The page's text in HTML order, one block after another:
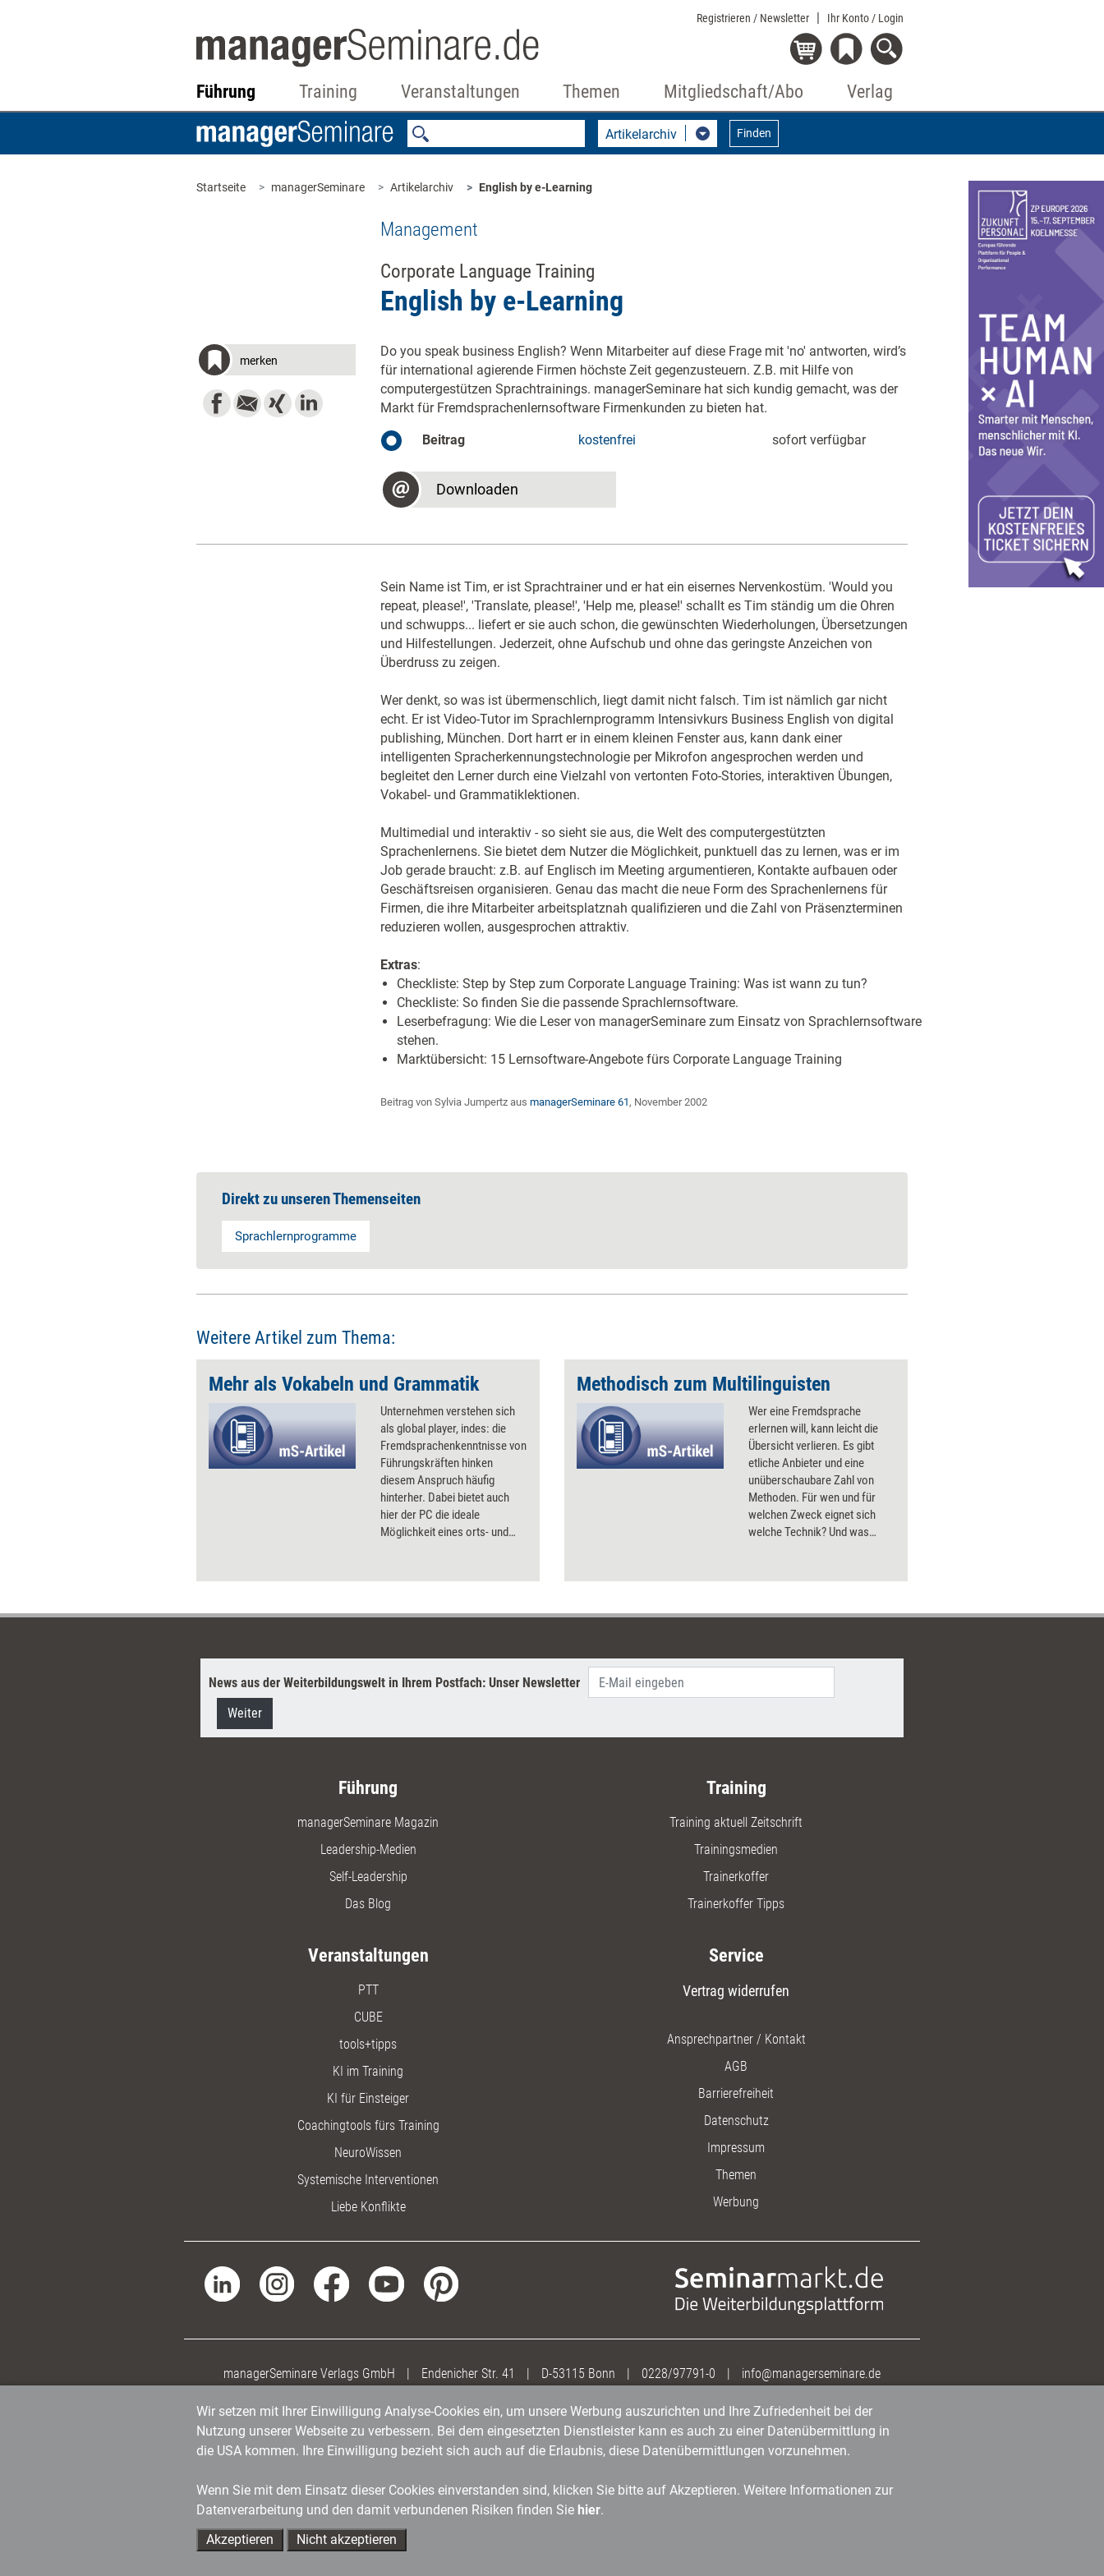
Registrieren / Newsletter Ihr Konto / Login
Führung Training Veranstaltungen Themen Mitgliedschaft/Abo Verlag
Artikelarchiv Finden
Startseite managerSeminare Artikelarchiv English by e-Learning
Management
Corporate Language Training
English by e-Learning
merken
Do you speak business English? Wenn Mitarbeiter auf diese Frage mit 'no' antworten, wird’s
für international agierende Firmen höchste Zeit gegenzusteuern. Z.B. mit Hilfe von
computergestützen Sprachtrainings. managerSeminare hat sich kundig gemacht, was der
Markt für Fremdsprachenlernsoftware Firmenkunden zu bieten hat.
Beitrag kostenfrei sofort verfügbar
Downloaden
Sein Name ist Tim, er ist Sprachtrainer und er hat ein eisernes Nervenkostüm. 'Would you
repeat, please!', 'Translate, please!', 'Help me, please!' schallt es Tim ständig um die Ohren
und schwupps... liefert er sie auch schon, die gewünschten Wiederholungen, Übersetzungen
und Hilfestellungen. Jederzeit, ohne Aufschub und ohne das geringste Anzeichen von
Überdruss zu zeigen.
Wer denkt, so was ist übermenschlich, liegt damit nicht falsch. Tim ist nämlich gar nicht
echt. Er ist Video-Tutor im Sprachlernprogramm Intensivkurs Business English von digital
publishing, München. Dort harrt er in einem kleinen Fenster aus, kann dank einer
intelligenten Spracherkennungstechnologie per Mikrofon angesprochen werden und
begleitet den Lerner durch eine Vielzahl von vertonten Foto-Stories, interaktiven Übungen,
Vokabel- und Grammatiklektionen.
Multimedial und interaktiv - so sieht sie aus, die Welt des computergestützten
Sprachenlernens. Sie bietet dem Nutzer die Möglichkeit, punktuell das zu lernen, was er im
Job gerade braucht: z.B. auf Englisch im Meeting argumentieren, Kontakte aufbauen oder
Geschäftsreisen organisieren. Genau das macht die neue Form des Sprachenlernens für
Firmen, die ihre Mitarbeiter arbeitsplatznah qualifizieren und die Zahl von Präsenzterminen
reduzieren wollen, ausgesprochen attraktiv.
Extras:
Checkliste: Step by Step zum Corporate Language Training: Was ist wann zu tun?
Checkliste: So finden Sie die passende Sprachlernsoftware.
Leserbefragung: Wie die Leser von managerSeminare zum Einsatz von Sprachlernsoftware
stehen.
Marktübersicht: 15 Lernsoftware-Angebote fürs Corporate Language Training
Beitrag von Sylvia Jumpertz aus managerSeminare 61, November 2002
Direkt zu unseren Themenseiten
Sprachlernprogramme
Weitere Artikel zum Thema:
Mehr als Vokabeln und Grammatik
Unternehmen verstehen sich
als global player, indes: die
Fremdsprachenkenntnisse von
Führungskräften hinken
diesem Anspruch häufig
hinterher. Dabei bietet auch
hier der PC die ideale
Möglichkeit eines orts- und
learning on the job'.
Programme zum
genommen.
Methodisch zum Multilinguisten
Wer eine Fremdsprache
erlernen will, kann leicht die
Übersicht verlieren. Es gibt
etliche Anbieter und eine
unüberschaubare Zahl von
Methoden. Für wen und für
welchen Zweck eignet sich
welche Technik? Und was
hat nachgeforscht.
News aus der Weiterbildungswelt in Ihrem Postfach: Unser Newsletter
Weiter
Führung
managerSeminare Magazin
Leadership-Medien
Self-Leadership
Das Blog
Training
Training aktuell Zeitschrift
Trainingsmedien
Trainerkoffer
Trainerkoffer Tipps
Veranstaltungen
PTT
CUBE
tools+tipps
KI im Training
KI für Einsteiger
Coachingtools fürs Training
NeuroWissen
Systemische Interventionen
Liebe Konflikte
Service
Vertrag widerrufen
Ansprechpartner / Kontakt
AGB
Barrierefreiheit
Datenschutz
Impressum
Themen
Werbung
managerSeminare Verlags GmbH | Endenicher Str. 41 | D-53115 Bonn | 0228/97791-0 | info@managerseminare.de
Wir setzen mit Ihrer Einwilligung Analyse-Cookies ein, um unsere Werbung auszurichten und Ihre Zufriedenheit bei der
Nutzung unserer Webseite zu verbessern. Bei dem eingesetzten Dienstleister kann es auch zu einer Datenübermittlung in
die USA kommen. Ihre Einwilligung bezieht sich auch auf die Erlaubnis, diese Datenübermittlungen vorzunehmen.
Wenn Sie mit dem Einsatz dieser Cookies einverstanden sind, klicken Sie bitte auf Akzeptieren. Weitere Informationen zur
Datenverarbeitung und den damit verbundenen Risiken finden Sie hier.
Akzeptieren
Nicht akzeptieren